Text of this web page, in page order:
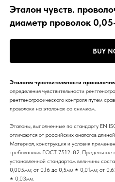
Эталон чувств.
диаметр проволок
BUY
Эталоны чувствительности
определения чувствительности
рентгенографического контроля путем
проволоки на эталонах со снимком.
Эталоны, выполненные по стандарту EN
отличаются от российских аналогов
Материал, конструкция и условия
требованиям ГОСТ 7512-82. Предельные
установленной стандартом величины
0,005мм; от 0,16 до 0,5мм ± 0,01мм; от
± 0,03мм.